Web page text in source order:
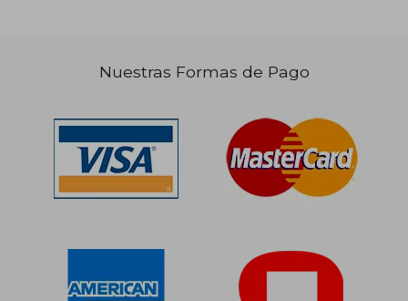
49% $ 310.352 50%
Nuestras Formas de Pago